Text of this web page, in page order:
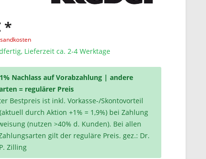
*
Lieferzeit ca. 2-4 Werktage
Nachlass auf Vorabzahlung | andere
= regulärer Preis
Bestpreis ist inkl. Vorkasse-/Skontovorteil
durch Aktion +1% = 1,9%) bei Zahlung
(nutzen >40% d. Kunden). Bei allen
gilt der reguläre Preis. gez.: Dr.
Zilling